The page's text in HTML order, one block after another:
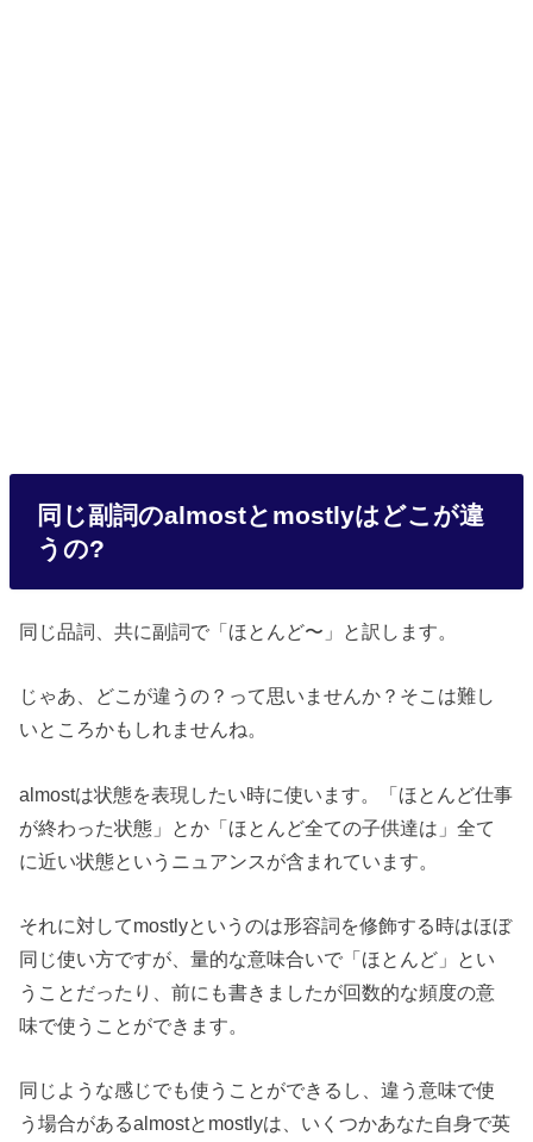
同じ副詞のalmostとmostlyはどこが違
うの?
同じ品詞、共に副詞で「ほとんど〜」と訳します。
じゃあ、どこが違うの？って思いませんか？そこは難し
いところかもしれませんね。
almostは状態を表現したい時に使います。「ほとんど仕事
が終わった状態」とか「ほとんど全ての子供達は」全て
に近い状態というニュアンスが含まれています。
それに対してmostlyというのは形容詞を修飾する時はほぼ
同じ使い方ですが、量的な意味合いで「ほとんど」とい
うことだったり、前にも書きましたが回数的な頻度の意
味で使うことができます。
同じような感じでも使うことができるし、違う意味で使
う場合があるalmostとmostlyは、いくつかあなた自身で英